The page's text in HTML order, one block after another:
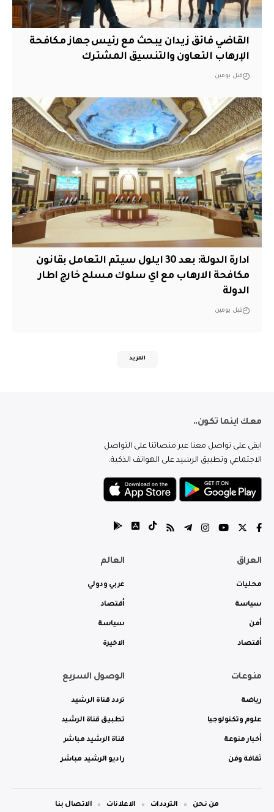
القاضي فائق زيدان يبحث مع رئيس جهاز مكافحة
الإرهاب التعاون والتنسيق المشترك
قبل يومين
ادارة الدولة: بعد 30 ايلول سيتم التعامل بقانون
مكافحة الارهاب مع اي سلوك مسلح خارج اطار
الدولة
قبل يومين
المزيد
معك اينما تكون..
ابقى على تواصل معنا عبر منصاتنا على التواصل
الاجتماعي وتطبيق الرشيد على الهواتف الذكية.
العراق
محليات
سياسة
أمن
أقتصاد
العالم
عربي ودولي
أقتصاد
سياسة
الاخيرة
منوعات
رياضة
علوم وتكنولوجيا
أخبار منوعة
ثقافة وفن
الوصول السريع
تردد قناة الرشيد
تطبيق قناة الرشيد
قناة الرشيد مباشر
راديو الرشيد مباشر
من نحن الترددات الاعلانات الاتصال بنا